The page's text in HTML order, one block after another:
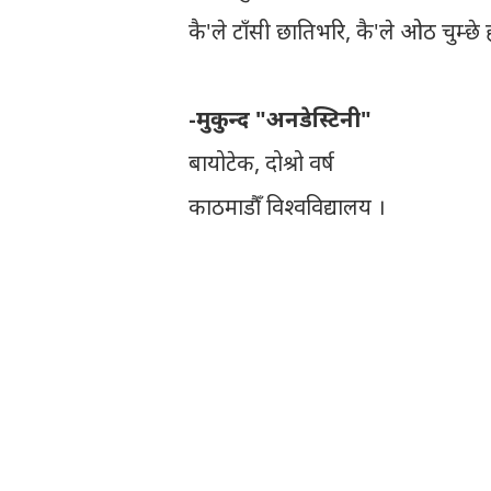
कै'ले टाँसी छातिभरि, कै'ले ओठ चुम्छे
-मुकुन्द "अनडेस्टिनी"
बायोटेक, दोश्रो वर्ष
काठमाडौँ विश्वविद्यालय ।